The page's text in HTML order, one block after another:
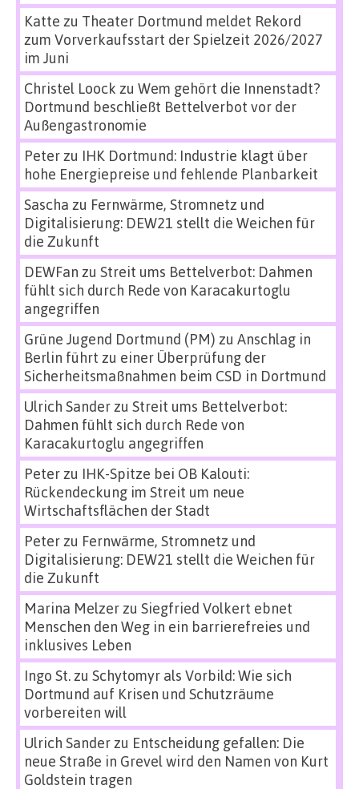
Katte zu Theater Dortmund meldet Rekord
zum Vorverkaufsstart der Spielzeit 2026/2027
im Juni
Christel Loock zu Wem gehört die Innenstadt?
Dortmund beschließt Bettelverbot vor der
Außengastronomie
Peterzu IHK Dortmund: Industrie klagt über
hohe Energiepreise und fehlende Planbarkeit
Sascha zu Fernwärme, Stromnetz und
Digitalisierung: DEW21 stellt die Weichen für
die Zukunft
DEWFan zu Streit ums Bettelverbot: Dahmen
fühlt sich durch Rede von Karacakurtoglu
angegriffen
Grüne Jugend Dortmund (PM) zu Anschlag in
Berlin führt zu einer Überprüfung der
Sicherheitsmaßnahmen beim CSD in Dortmund
Ulrich Sanderzu Streit ums Bettelverbot:
Dahmen fühlt sich durch Rede von
Karacakurtoglu angegriffen
Peterzu IHK-Spitze bei OB Kalouti:
Rückendeckung im Streit um neue
Wirtschaftsflächen der Stadt
Peterzu Fernwärme, Stromnetz und
Digitalisierung: DEW21 stellt die Weichen für
die Zukunft
Marina Melzerzu Siegfried Volkert ebnet
Menschen den Weg in ein barrierefreies und
inklusives Leben
Ingo St.zu Schytomyr als Vorbild: Wie sich
Dortmund auf Krisen und Schutzräume
vorbereiten will
Ulrich Sanderzu Entscheidung gefallen: Die
neue Straße in Grevel wird den Namen von Kurt
Goldstein tragen